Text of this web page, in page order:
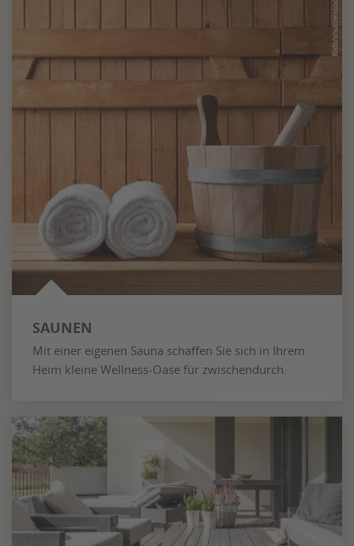
SAUNEN
Mit einer eigenen Sauna schaffen Sie sich in Ihrem
Heim kleine Wellness-Oase für zwischendurch.